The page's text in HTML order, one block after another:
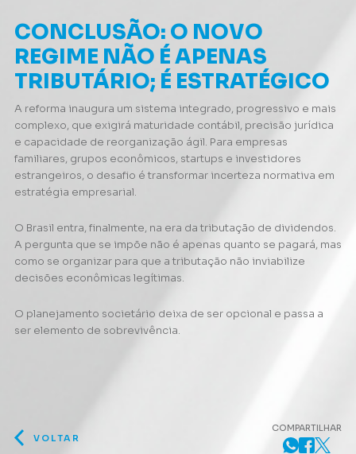
CONCLUSÃO: O NOVO
REGIME NÃO É APENAS
TRIBUTÁRIO; É ESTRATÉGICO
A reforma inaugura um sistema integrado, progressivo e mais
complexo, que exigirá maturidade contábil, precisão jurídica
e capacidade de reorganização ágil. Para empresas
familiares, grupos econômicos, startups e investidores
estrangeiros, o desafio é transformar incerteza normativa em
estratégia empresarial.
O Brasil entra, finalmente, na era da tributação de dividendos.
A pergunta que se impõe não é apenas quanto se pagará, mas
como se organizar para que a tributação não inviabilize
decisões econômicas legítimas.
O planejamento societário deixa de ser opcional e passa a
ser elemento de sobrevivência.
VOLTAR
COMPARTILHAR